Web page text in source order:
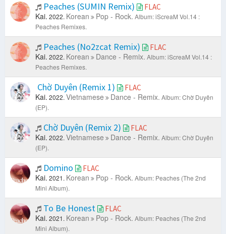
Peaches (SUMIN Remix) FLAC
Kai. 2022. Korean Pop - Rock. Album: iScreaM Vol.14 :
Peaches Remixes.
Peaches (No2zcat Remix) FLAC
Kai. 2022. Korean Dance - Remix. Album: iScreaM Vol.14 :
Peaches Remixes.
Chờ Duyên (Remix 1) FLAC
Kai. 2022. Vietnamese Dance - Remix. Album: Chờ Duyên
(EP).
Chờ Duyên (Remix 2) FLAC
Kai. 2022. Vietnamese Dance - Remix. Album: Chờ Duyên
(EP).
Domino FLAC
Kai. 2021. Korean Pop - Rock. Album: Peaches (The 2nd
Mini Album).
To Be Honest FLAC
Kai. 2021. Korean Pop - Rock. Album: Peaches (The 2nd
Mini Album).